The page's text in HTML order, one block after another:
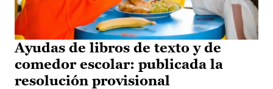
Ayudas de libros de texto y de
comedor escolar: publicada la
resolución provisional